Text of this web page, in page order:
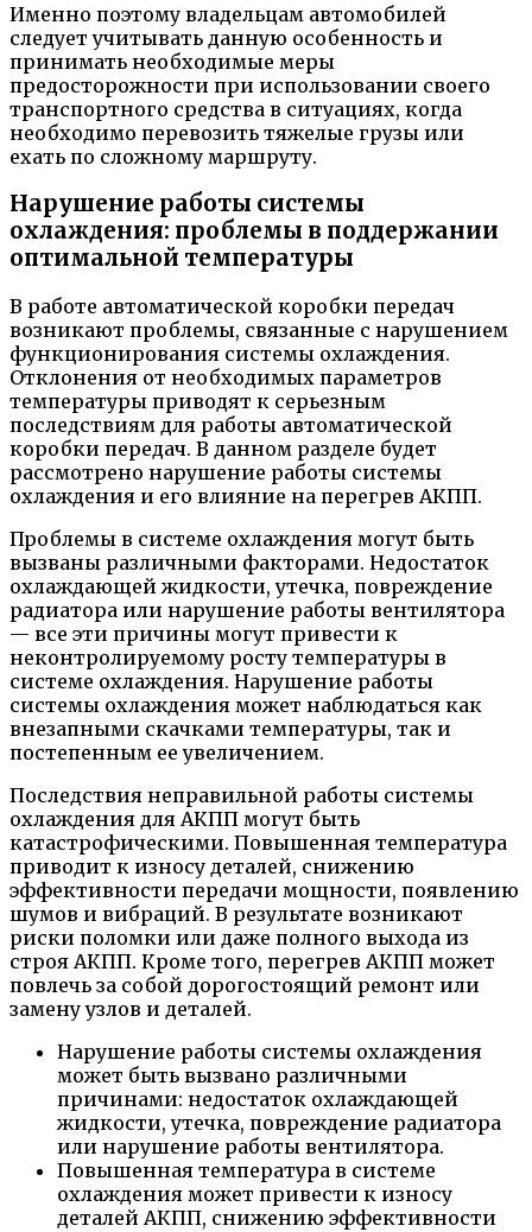
Именно поэтому владельцам автомобилей
следует учитывать данную особенность и
принимать необходимые меры
предосторожности при использовании своего
транспортного средства в ситуациях, когда
необходимо перевозить тяжелые грузы или
ехать по сложному маршруту.
Нарушение работы системы
охлаждения: проблемы в поддержании
оптимальной температуры
В работе автоматической коробки передач
возникают проблемы, связанные с нарушением
функционирования системы охлаждения.
Отклонения от необходимых параметров
температуры приводят к серьезным
последствиям для работы автоматической
коробки передач. В данном разделе будет
рассмотрено нарушение работы системы
охлаждения и его влияние на перегрев АКПП.
Проблемы в системе охлаждения могут быть
вызваны различными факторами. Недостаток
охлаждающей жидкости, утечка, повреждение
радиатора или нарушение работы вентилятора
— все эти причины могут привести к
неконтролируемому росту температуры в
системе охлаждения. Нарушение работы
системы охлаждения может наблюдаться как
внезапными скачками температуры, так и
постепенным ее увеличением.
Последствия неправильной работы системы
охлаждения для АКПП могут быть
катастрофическими. Повышенная температура
приводит к износу деталей, снижению
эффективности передачи мощности, появлению
шумов и вибраций. В результате возникают
риски поломки или даже полного выхода из
строя АКПП. Кроме того, перегрев АКПП может
повлечь за собой дорогостоящий ремонт или
замену узлов и деталей.
Нарушение работы системы охлаждения
может быть вызвано различными
причинами: недостаток охлаждающей
жидкости, утечка, повреждение радиатора
или нарушение работы вентилятора.
Повышенная температура в системе
охлаждения может привести к износу
деталей АКПП, снижению эффективности